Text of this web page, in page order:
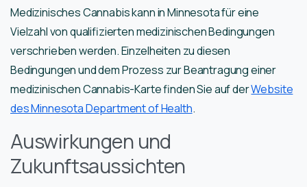
Medizinisches Cannabis kann in Minnesota für eine
Vielzahl von qualifizierten medizinischen Bedingungen
verschrieben werden. Einzelheiten zu diesen
Bedingungen und dem Prozess zur Beantragung einer
medizinischen Cannabis-Karte finden Sie auf derWebsite
des Minnesota Department of Health.
Auswirkungen und
Zukunftsaussichten